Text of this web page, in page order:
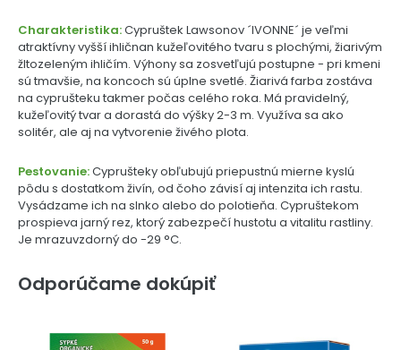
Charakteristika:Cypruštek Lawsonov ´IVONNE´ je veľmi
atraktívny vyšší ihličnan kužeľovitého tvaru s plochými, žiarivým
žltozeleným ihličím. Výhony sa zosvetľujú postupne - pri kmeni
sú tmavšie, na koncoch sú úplne svetlé. Žiarivá farba zostáva
na cyprušteku takmer počas celého roka. Má pravidelný,
kužeľovitý tvar a dorastá do výšky 2-3 m. Využíva sa ako
solitér, ale aj na vytvorenie živého plota.
Pestovanie:Cyprušteky obľubujú priepustnú mierne kyslú
pôdu s dostatkom živín, od čoho závisí aj intenzita ich rastu.
Vysádzame ich na slnko alebo do polotieňa. Cypruštekom
prospieva jarný rez, ktorý zabezpečí hustotu a vitalitu rastliny.
Je mrazuvzdorný do -29 °C.
Odporúčame dokúpiť